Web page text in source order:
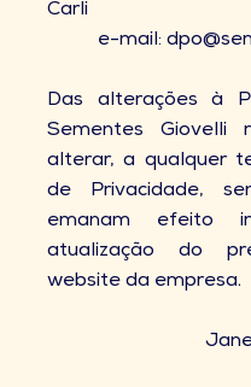
Carli
e-mail:
Das alterações à
Sementes
alterar, a qualquer
de Privacidade,
emanam efeito
atualização do
website da empresa.